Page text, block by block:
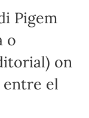
Pigem
o
on
el